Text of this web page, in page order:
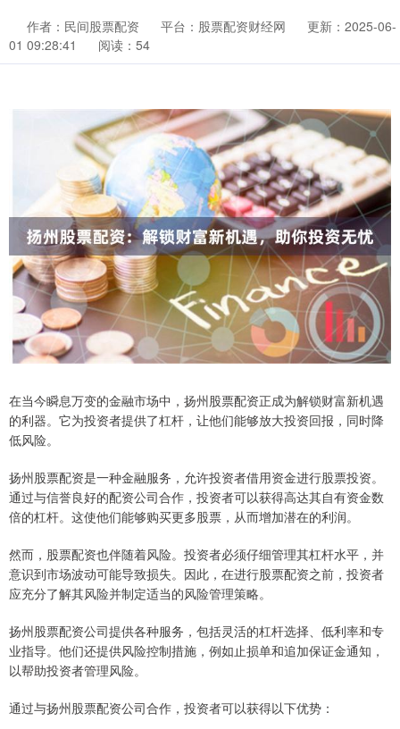
作者：民间股票配资 平台：股票配资财经网
更新：2025-06-
01 09:28:41
阅读：54
在当今瞬息万变的金融市场中，扬州股票配资正成为解锁财富新机遇
的利器。它为投资者提供了杠杆，让他们能够放大投资回报，同时降
低风险。
扬州股票配资是一种金融服务，允许投资者借用资金进行股票投资。
通过与信誉良好的配资公司合作，投资者可以获得高达其自有资金数
倍的杠杆。这使他们能够购买更多股票，从而增加潜在的利润。
然而，股票配资也伴随着风险。投资者必须仔细管理其杠杆水平，并
意识到市场波动可能导致损失。因此，在进行股票配资之前，投资者
应充分了解其风险并制定适当的风险管理策略。
扬州股票配资公司提供各种服务，包括灵活的杠杆选择、低利率和专
业指导。他们还提供风险控制措施，例如止损单和追加保证金通知，
以帮助投资者管理风险。
通过与扬州股票配资公司合作，投资者可以获得以下优势：